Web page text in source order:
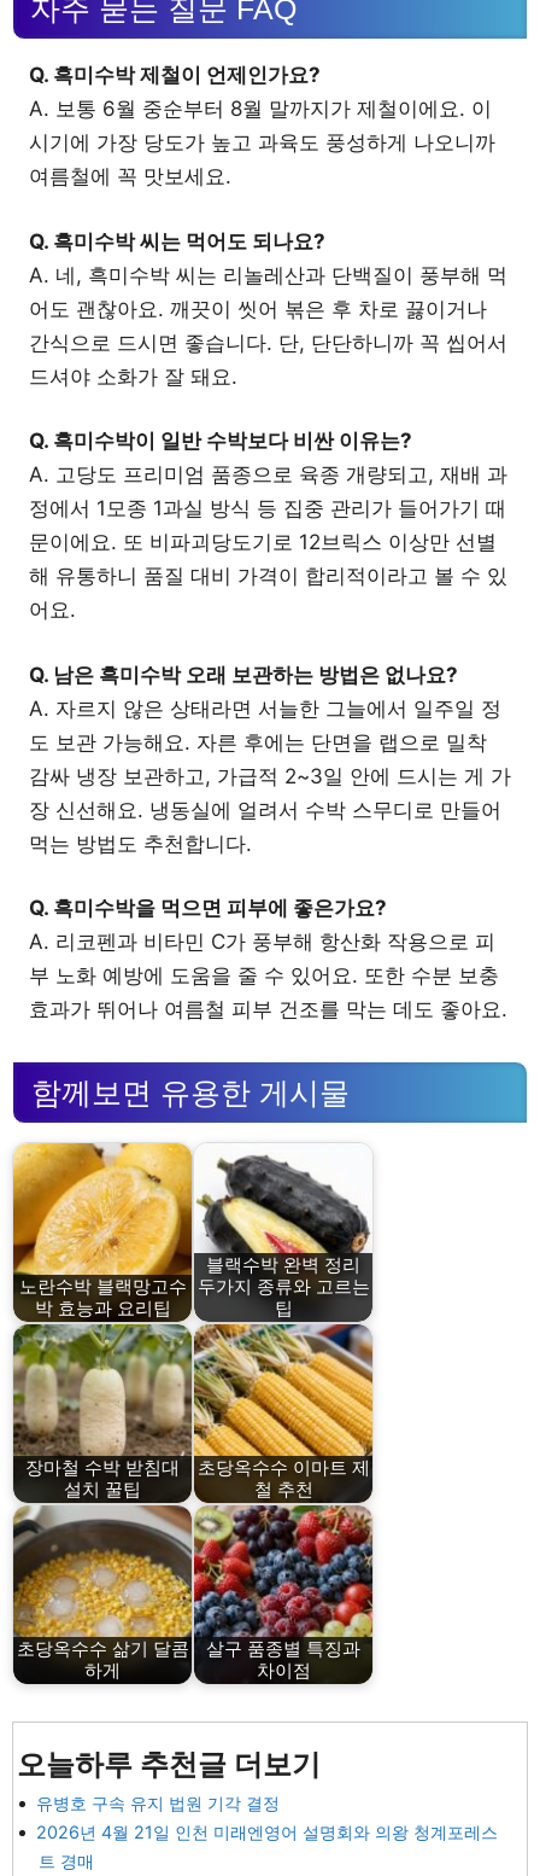
자주 묻는 질문 FAQ
Q. 흑미수박 제철이 언제인가요?
A. 보통 6월 중순부터 8월 말까지가 제철이에요. 이
시기에 가장 당도가 높고 과육도 풍성하게 나오니까
여름철에 꼭 맛보세요.
Q. 흑미수박 씨는 먹어도 되나요?
A. 네, 흑미수박 씨는 리놀레산과 단백질이 풍부해 먹
어도 괜찮아요. 깨끗이 씻어 볶은 후 차로 끓이거나
간식으로 드시면 좋습니다. 단, 단단하니까 꼭 씹어서
드셔야 소화가 잘 돼요.
Q. 흑미수박이 일반 수박보다 비싼 이유는?
A. 고당도 프리미엄 품종으로 육종 개량되고, 재배 과
정에서 1모종 1과실 방식 등 집중 관리가 들어가기 때
문이에요. 또 비파괴당도기로 12브릭스 이상만 선별
해 유통하니 품질 대비 가격이 합리적이라고 볼 수 있
어요.
Q. 남은 흑미수박 오래 보관하는 방법은 없나요?
A. 자르지 않은 상태라면 서늘한 그늘에서 일주일 정
도 보관 가능해요. 자른 후에는 단면을 랩으로 밀착
감싸 냉장 보관하고, 가급적 2~3일 안에 드시는 게 가
장 신선해요. 냉동실에 얼려서 수박 스무디로 만들어
먹는 방법도 추천합니다.
Q. 흑미수박을 먹으면 피부에 좋은가요?
A. 리코펜과 비타민 C가 풍부해 항산화 작용으로 피
부 노화 예방에 도움을 줄 수 있어요. 또한 수분 보충
효과가 뛰어나 여름철 피부 건조를 막는 데도 좋아요.
함께보면 유용한 게시물
노란수박 블랙망고수
박 효능과 요리팁
블랙수박 완벽 정리
두가지 종류와 고르는
팁
장마철 수박 받침대
설치 꿀팁
초당옥수수 이마트 제
철 추천
초당옥수수 삶기 달콤
하게
살구 품종별 특징과
차이점
오늘하루 추천글 더보기
유병호 구속 유지 법원 기각 결정
2026년 4월 21일 인천 미래엔영어 설명회와 의왕 청계포레스
트 경매